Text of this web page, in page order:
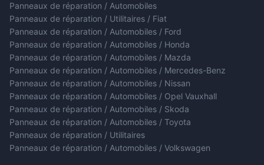
Panneaux de réparation / Automobiles
Panneaux de réparation / Utilitaires / Fiat
Panneaux de réparation / Automobiles / Ford
Panneaux de réparation / Automobiles / Honda
Panneaux de réparation / Automobiles / Mazda
Panneaux de réparation / Automobiles / Mercedes-Benz
Panneaux de réparation / Automobiles / Nissan
Panneaux de réparation / Automobiles / Opel Vauxhall
Panneaux de réparation / Automobiles / Skoda
Panneaux de réparation / Automobiles / Toyota
Panneaux de réparation / Utilitaires
Panneaux de réparation / Automobiles / Volkswagen